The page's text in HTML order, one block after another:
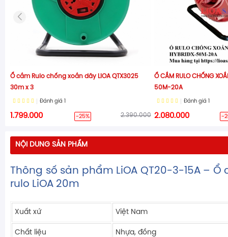
Ổ cắm Rulo chống xoắn dây LiOA QTX3025
30m x 3
Đánh giá
1.799.000 -25% 2.390.000
Ổ CẮM RULO CHỐNG
50M-20A
Đánh giá
2.080.000 -
NỘI DUNG SẢN PHẨM
Thông số sản phẩm LiOA QT20-3-15A –
rulo LiOA 20m
Xuất xứ Việt Nam
Chất liệu Nhựa, đồng